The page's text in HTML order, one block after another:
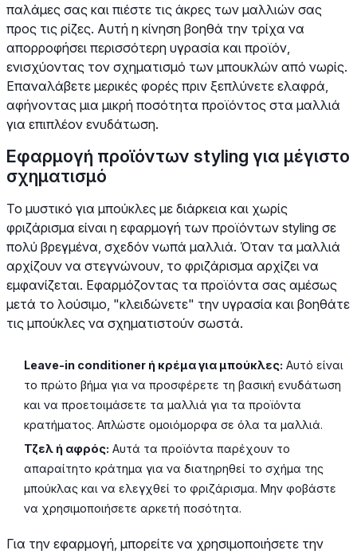
παλάμες σας και πιέστε τις άκρες των μαλλιών σας
προς τις ρίζες. Αυτή η κίνηση βοηθά την τρίχα να
απορροφήσει περισσότερη υγρασία και προϊόν,
ενισχύοντας τον σχηματισμό των μπουκλών από νωρίς.
Επαναλάβετε μερικές φορές πριν ξεπλύνετε ελαφρά,
αφήνοντας μια μικρή ποσότητα προϊόντος στα μαλλιά
για επιπλέον ενυδάτωση.
Εφαρμογή προϊόντων styling για μέγιστο
σχηματισμό
Το μυστικό για μπούκλες με διάρκεια και χωρίς
φριζάρισμα είναι η εφαρμογή των προϊόντων styling σε
πολύ βρεγμένα, σχεδόν νωπά μαλλιά. Όταν τα μαλλιά
αρχίζουν να στεγνώνουν, το φριζάρισμα αρχίζει να
εμφανίζεται. Εφαρμόζοντας τα προϊόντα σας αμέσως
μετά το λούσιμο, "κλειδώνετε" την υγρασία και βοηθάτε
τις μπούκλες να σχηματιστούν σωστά.
Leave-in conditioner ή κρέμα για μπούκλες: Αυτό είναι
το πρώτο βήμα για να προσφέρετε τη βασική ενυδάτωση
και να προετοιμάσετε τα μαλλιά για τα προϊόντα
κρατήματος. Απλώστε ομοιόμορφα σε όλα τα μαλλιά.
Τζελ ή αφρός: Αυτά τα προϊόντα παρέχουν το
απαραίτητο κράτημα για να διατηρηθεί το σχήμα της
μπούκλας και να ελεγχθεί το φριζάρισμα. Μην φοβάστε
να χρησιμοποιήσετε αρκετή ποσότητα.
Για την εφαρμογή, μπορείτε να χρησιμοποιήσετε την